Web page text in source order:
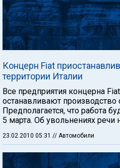
Концерн Fiat
территории Италии
Все предприятия концерна
останавливают
Предполагается, что работа
5 марта. Об увольнениях речи
23.02.2010 05:31 // Автомобили